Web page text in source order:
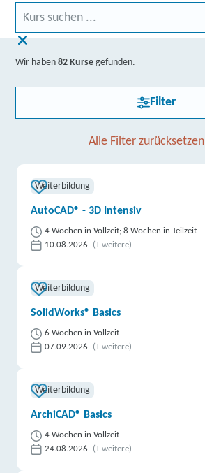
Wir haben82 Kurse gefunden.
Filter
Alle Filter zurücksetzen
Weiterbildung
AutoCAD® - 3D Intensiv
4 Wochen in Vollzeit; 8 Wochen in Teilzeit
10.08.2026
(+ weitere)
Weiterbildung
SolidWorks® Basics
6 Wochen in Vollzeit
07.09.2026
(+ weitere)
Weiterbildung
ArchiCAD® Basics
4 Wochen in Vollzeit
24.08.2026
(+ weitere)